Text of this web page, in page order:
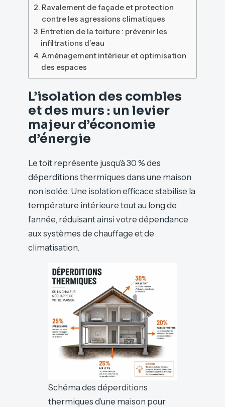
Ravalement de façade et protection
contre les agressions climatiques
Entretien de la toiture : prévenir les
infiltrations d’eau
Aménagement intérieur et optimisation
des espaces
L’isolation des combles
et des murs : un levier
majeur d’économie
d’énergie
Le toit représente jusqu’à 30 % des
déperditions thermiques dans une maison
non isolée. Une isolation efficace stabilise la
température intérieure tout au long de
l’année, réduisant ainsi votre dépendance
aux systèmes de chauffage et de
climatisation.
Schéma des déperditions
thermiques d’une maison pour